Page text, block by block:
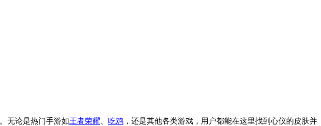
。无论是热门手游如王者荣耀 吃鸡 ，还是其他各类游戏，用户都能在这里找到心仪的皮肤并